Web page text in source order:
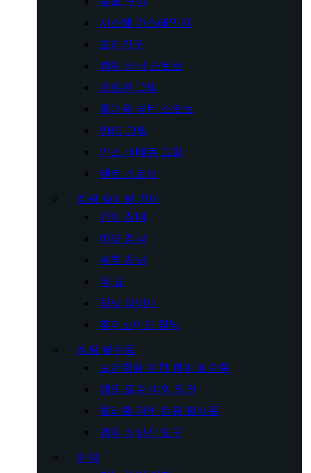
시스템 가스레인지
조리기구
캠핑 버너 스토브
프로판 그릴
휴대용 부탄 스토브
BBQ 그릴
가스 바베큐 그릴
텐트 스토브
캠핑 슬리핑 기어
간이 침대
미라 침낭
봉투 침낭
짚 요
침낭 라이너
휴머노이드 침낭
캠핑 필수품
보관함을 위한 캠핑 필수품
캠핑 필수 야외 왜건
쿨러를 위한 캠핑 필수품
캠핑 쇄빙선 도구
해먹